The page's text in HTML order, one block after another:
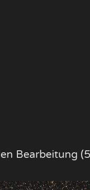
Bearbeitung